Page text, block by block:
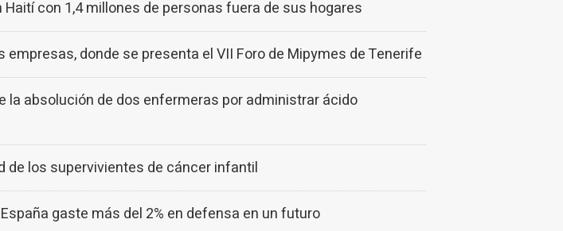
con 1,4 millones de personas fuera de sus hogares
donde se presenta el VII Foro de Mipymes de Tenerife
la absolución de dos enfermeras por administrar ácido
de los supervivientes de cáncer infantil
gaste más del 2% en defensa en un futuro